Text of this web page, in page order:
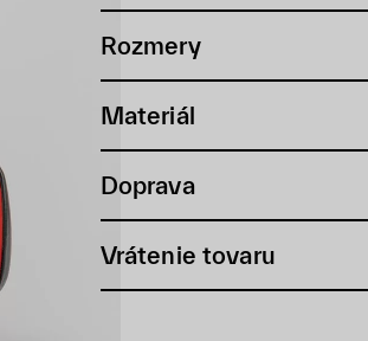
Rozmery
Materiál
Doprava
Vrátenie tovaru